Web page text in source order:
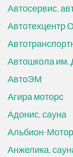
Автосервис,
Автотехцентр
Автошкола им.
АвтоЭМ
Агира моторс
Адонис, сауна
Альбион-
Анжелика,